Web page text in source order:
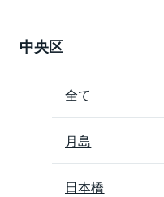
中央区
全て
月島
日本橋